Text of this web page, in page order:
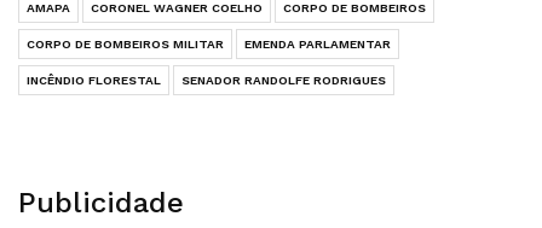
AMAPA CORONEL WAGNER COELHO CORPO DE BOMBEIROS
CORPO DE BOMBEIROS MILITAR EMENDA PARLAMENTAR
INCÊNDIO FLORESTAL SENADOR RANDOLFE RODRIGUES
Publicidade